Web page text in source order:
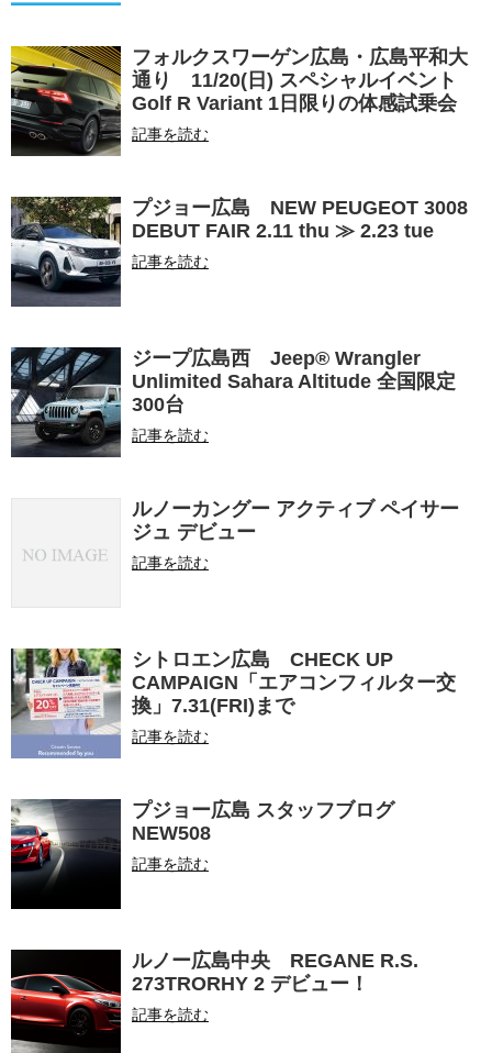
フォルクスワーゲン広島・広島平和大
通り 11/20(日) スペシャルイベント
Golf R Variant 1日限りの体感試乗会
記事を読む
プジョー広島 NEW PEUGEOT 3008
DEBUT FAIR 2.11 thu ≫ 2.23 tue
記事を読む
ジープ広島西 Jeep® Wrangler
Unlimited Sahara Altitude 全国限定
300台
記事を読む
ルノーカングー アクティブ ペイサー
ジュ デビュー
記事を読む
シトロエン広島 CHECK UP
CAMPAIGN「エアコンフィルター交
換」7.31(FRI)まで
記事を読む
プジョー広島 スタッフブログ
NEW508
記事を読む
ルノー広島中央 REGANE R.S.
273TRORHY 2 デビュー！
記事を読む